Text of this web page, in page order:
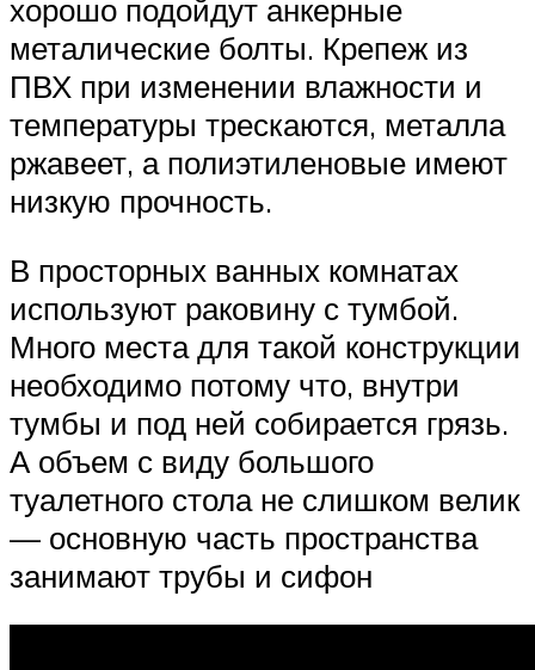
хорошо подойдут анкерные
металические болты. Крепеж из
ПВХ при изменении влажности и
температуры трескаются, металла
ржавеет, а полиэтиленовые имеют
низкую прочность.
В просторных ванных комнатах
используют раковину с тумбой.
Много места для такой конструкции
необходимо потому что, внутри
тумбы и под ней собирается грязь.
А объем с виду большого
туалетного стола не слишком велик
— основную часть пространства
занимают трубы и сифон